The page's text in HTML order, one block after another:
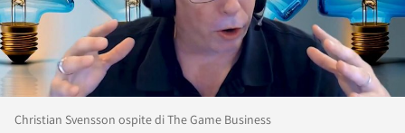
Christian Svensson ospite di The Game Business